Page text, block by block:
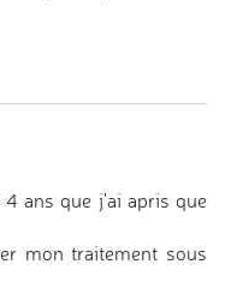
4 ans que j'ai apris que
mon traitement sous